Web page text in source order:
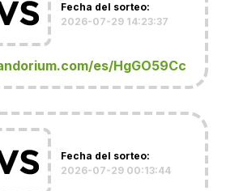
Fecha del sorteo:
2026-07-29 14:23:37
es/HgGO59Cc
Fecha del sorteo:
2026-07-29 00:13:44